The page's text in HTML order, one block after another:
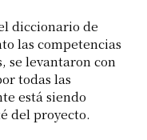
diccionario de
las competencias
se levantaron con
todas las
está siendo
del proyecto.